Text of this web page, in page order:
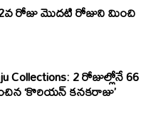
2వ రోజు మొదటి రోజుని మించి
Collections: 2 రోజుల్లోనే 66
‘కొరియన్ కనకరాజు’